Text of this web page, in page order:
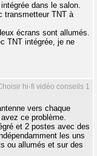
dans le salon.
transmetteur TNT à
écrans sont allumés.
TNT intégrée, je ne
hi-fi vidéo conseils 1
vers chaque
ce problème.
et 2 postes avec des
les uns
ou allumés et sur des